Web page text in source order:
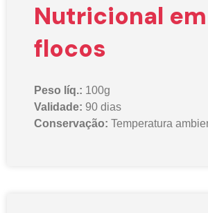
Nutricional em
flocos
Peso líq.: 100g
Validade: 90 dias
Conservação: Temperatura